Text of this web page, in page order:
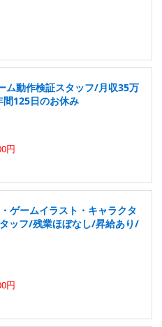
ム動作検証スタッフ/月収35万
125日のお休み
円
ゲームイラスト・キャラクタ
ッフ/残業ほぼなし/昇給あり/
円